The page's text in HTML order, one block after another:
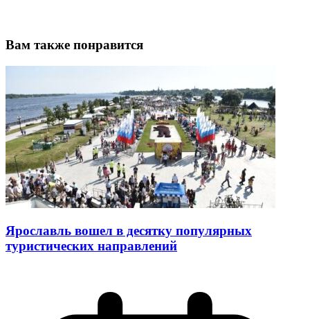
Вам также понравится
Ярославль вошел в десятку популярных
туристических направлений